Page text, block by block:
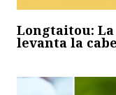
Longtaitou:
levanta la